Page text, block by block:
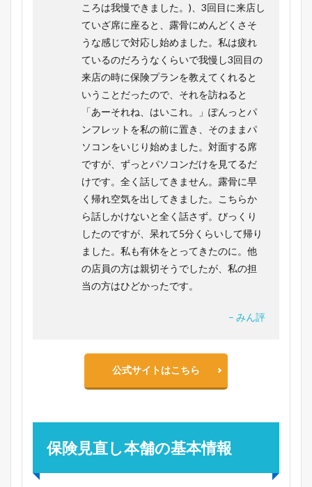
ころは我慢できました。)、3回目に来店し
ていざ席に座ると、露骨にめんどくさそ
うな感じで対応し始めました。私は疲れ
ているのだろうなくらいで我慢し3回目の
来店の時に保険プランを教えてくれると
いうことだったので、それを訪ねると
「あーそれね、はいこれ。」ぽんっとパ
ンフレットを私の前に置き、そのままパ
ソコンをいじり始めました。対面する席
ですが、ずっとパソコンだけを見てるだ
けです。全く話してきません。露骨に早
く帰れ空気を出してきました。こちらか
ら話しかけないと全く話さず。びっくり
したのですが、呆れて5分くらいして帰り
ました。私も有休をとってきたのに。他
の店員の方は親切そうでしたが、私の担
当の方はひどかったです。
– みん評
公式サイトはこちら
保険見直し本舗の基本情報